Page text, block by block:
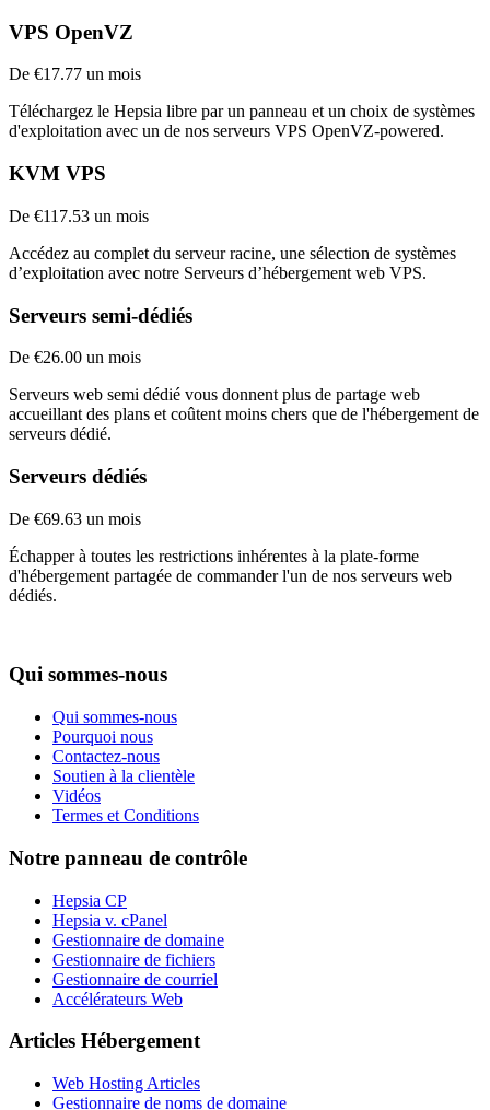
VPS OpenVZ
De €17.77 un mois
Téléchargez le Hepsia libre par un panneau et un choix de systèmes
d'exploitation avec un de nos serveurs VPS OpenVZ-powered.
KVM VPS
De €117.53 un mois
Accédez au complet du serveur racine, une sélection de systèmes
d’exploitation avec notre Serveurs d’hébergement web VPS.
Serveurs semi-dédiés
De €26.00 un mois
Serveurs web semi dédié vous donnent plus de partage web
accueillant des plans et coûtent moins chers que de l'hébergement de
serveurs dédié.
Serveurs dédiés
De €69.63 un mois
Échapper à toutes les restrictions inhérentes à la plate-forme
d'hébergement partagée de commander l'un de nos serveurs web
dédiés.
Qui sommes-nous
Qui sommes-nous
Pourquoi nous
Contactez-nous
Soutien à la clientèle
Vidéos
Termes et Conditions
Notre panneau de contrôle
Hepsia CP
Hepsia v. cPanel
Gestionnaire de domaine
Gestionnaire de fichiers
Gestionnaire de courriel
Accélérateurs Web
Articles Hébergement
Web Hosting Articles
Gestionnaire de noms de domaine